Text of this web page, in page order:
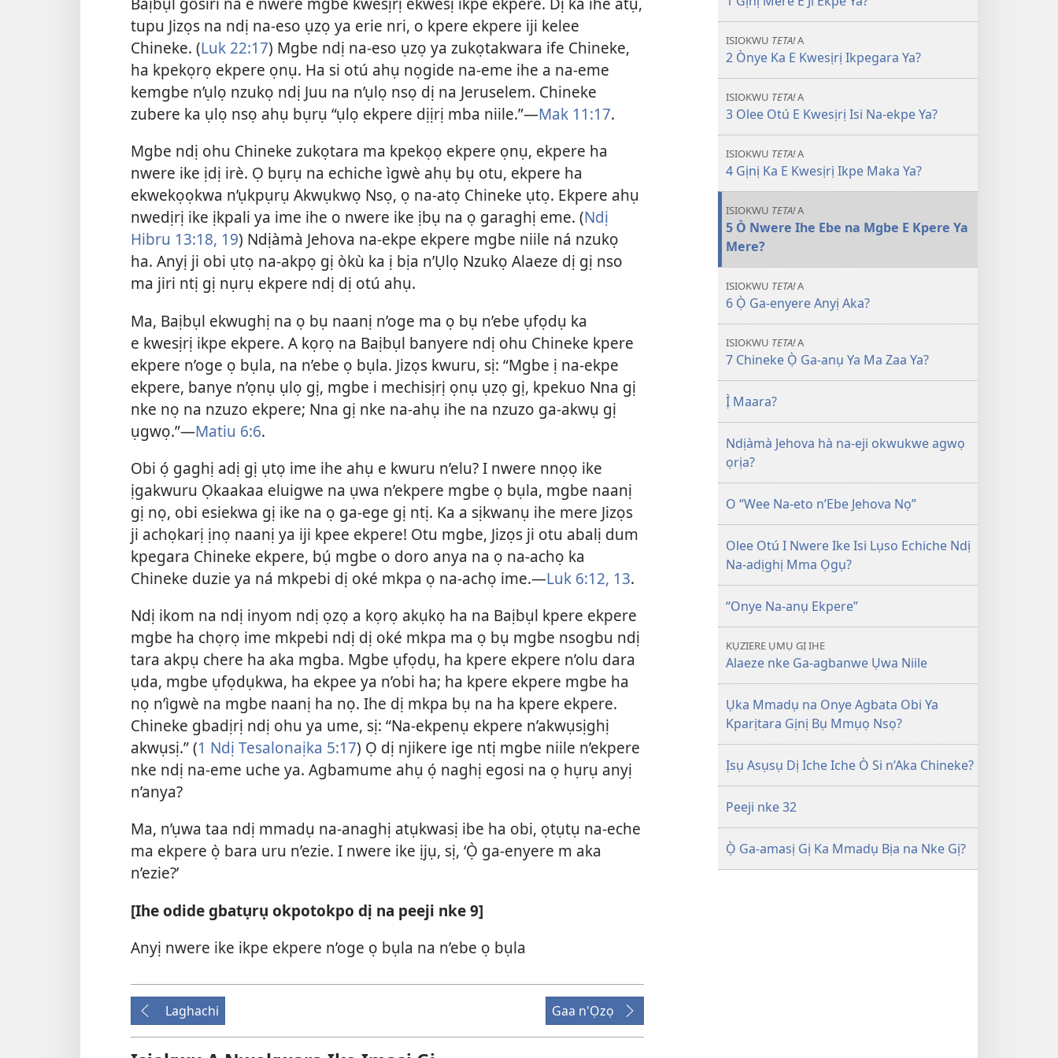
tupu Jizọs na ndị na-eso ụzọ ya erie nri, o kpere ekpere iji kelee
Chineke. (Luk 22:17) Mgbe ndị na-eso ụzọ ya zukọtakwara ife Chineke,
ha kpekọrọ ekpere ọnụ. Ha si otú ahụ nọgide na-eme ihe a na-eme
kemgbe n’ụlọ nzukọ ndị Juu na n’ụlọ nsọ dị na Jeruselem. Chineke
zubere ka ụlọ nsọ ahụ bụrụ “ụlọ ekpere dịịrị mba niile.”—Mak 11:17.
Mgbe ndị ohu Chineke zukọtara ma kpekọọ ekpere ọnụ, ekpere ha
nwere ike ịdị irè. Ọ bụrụ na echiche ìgwè ahụ bụ otu, ekpere ha
ekwekọọkwa n’ụkpụrụ Akwụkwọ Nsọ, ọ na-atọ Chineke ụtọ. Ekpere ahụ
nwedịrị ike ịkpali ya ime ihe o nwere ike ịbụ na ọ garaghị eme. (Ndị
Hibru 13:18, 19) Ndịàmà Jehova na-ekpe ekpere mgbe niile ná nzukọ
ha. Anyị ji obi ụtọ na-akpọ gị òkù ka ị bịa n’Ụlọ Nzukọ Alaeze dị gị nso
ma jiri ntị gị nụrụ ekpere ndị dị otú ahụ.
Ma, Baịbụl ekwughị na ọ bụ naanị n’oge ma ọ bụ n’ebe ụfọdụ ka
e kwesịrị ikpe ekpere. A kọrọ na Baịbụl banyere ndị ohu Chineke kpere
ekpere n’oge ọ bụla, na n’ebe ọ bụla. Jizọs kwuru, sị: “Mgbe ị na-ekpe
ekpere, banye n’ọnụ ụlọ gị, mgbe i mechisịrị ọnụ ụzọ gị, kpekuo Nna gị
nke nọ na nzuzo ekpere; Nna gị nke na-ahụ ihe na nzuzo ga-akwụ gị
ụgwọ.”—Matiu 6:6.
Obi ọ́ gaghị adị gị ụtọ ime ihe ahụ e kwuru n’elu? I nwere nnọọ ike
ịgakwuru Ọkaakaa eluigwe na ụwa n’ekpere mgbe ọ bụla, mgbe naanị
gị nọ, obi esiekwa gị ike na ọ ga-ege gị ntị. Ka a sịkwanụ ihe mere Jizọs
ji achọkarị ịnọ naanị ya iji kpee ekpere! Otu mgbe, Jizọs ji otu abalị dum
kpegara Chineke ekpere, bụ́ mgbe o doro anya na ọ na-achọ ka
Chineke duzie ya ná mkpebi dị oké mkpa ọ na-achọ ime.—Luk 6:12, 13.
Ndị ikom na ndị inyom ndị ọzọ a kọrọ akụkọ ha na Baịbụl kpere ekpere
mgbe ha chọrọ ime mkpebi ndị dị oké mkpa ma ọ bụ mgbe nsogbu ndị
tara akpụ chere ha aka mgba. Mgbe ụfọdụ, ha kpere ekpere n’olu dara
ụda, mgbe ụfọdụkwa, ha ekpee ya n’obi ha; ha kpere ekpere mgbe ha
nọ n’ìgwè na mgbe naanị ha nọ. Ihe dị mkpa bụ na ha kpere ekpere.
Chineke gbadịrị ndị ohu ya ume, sị: “Na-ekpenụ ekpere n’akwụsịghị
akwụsị.” (1 Ndị Tesalonaịka 5:17) Ọ dị njikere ige ntị mgbe niile n’ekpere
nke ndị na-eme uche ya. Agbamume ahụ ọ́ naghị egosi na ọ hụrụ anyị
n’anya?
Ma, n’ụwa taa ndị mmadụ na-anaghị atụkwasị ibe ha obi, ọtụtụ na-eche
ma ekpere ọ̀ bara uru n’ezie. I nwere ike ịjụ, sị, ‘Ọ̀ ga-enyere m aka
n’ezie?’
[Ihe odide gbatụrụ okpotokpo dị na peeji nke 9]
Anyị nwere ike ikpe ekpere n’oge ọ bụla na n’ebe ọ bụla
Laghachi Gaa n'Ọzọ
ISIOKWU TETA!A
2 Ònye Ka E Kwesịrị Ikpegara Ya?
ISIOKWU TETA!A
3 Olee Otú E Kwesịrị Isi Na-ekpe Ya?
ISIOKWU TETA!A
4 Gịnị Ka E Kwesịrị Ikpe Maka Ya?
ISIOKWU TETA!A
5 Ò Nwere Ihe Ebe na Mgbe E Kpere Ya
Mere?
ISIOKWU TETA!A
6 Ọ̀ Ga-enyere Anyị Aka?
ISIOKWU TETA!A
7 Chineke Ọ̀ Ga-anụ Ya Ma Zaa Ya?
Ị̀ Maara?
Ndịàmà Jehova hà na-eji okwukwe agwọ
ọrịa?
O “Wee Na-eto n’Ebe Jehova Nọ”
Olee Otú I Nwere Ike Isi Lụso Echiche Ndị
Na-adịghị Mma Ọgụ?
“Onye Na-anụ Ekpere”
KỤZIERE ỤMỤ GỊ IHE
Alaeze nke Ga-agbanwe Ụwa Niile
Ụka Mmadụ na Onye Agbata Obi Ya
Kparịtara Gịnị Bụ Mmụọ Nsọ?
Ịsụ Asụsụ Dị Iche Iche Ò Si n’Aka Chineke?
Peeji nke 32
Ọ̀ Ga-amasị Gị Ka Mmadụ Bịa na Nke Gị?